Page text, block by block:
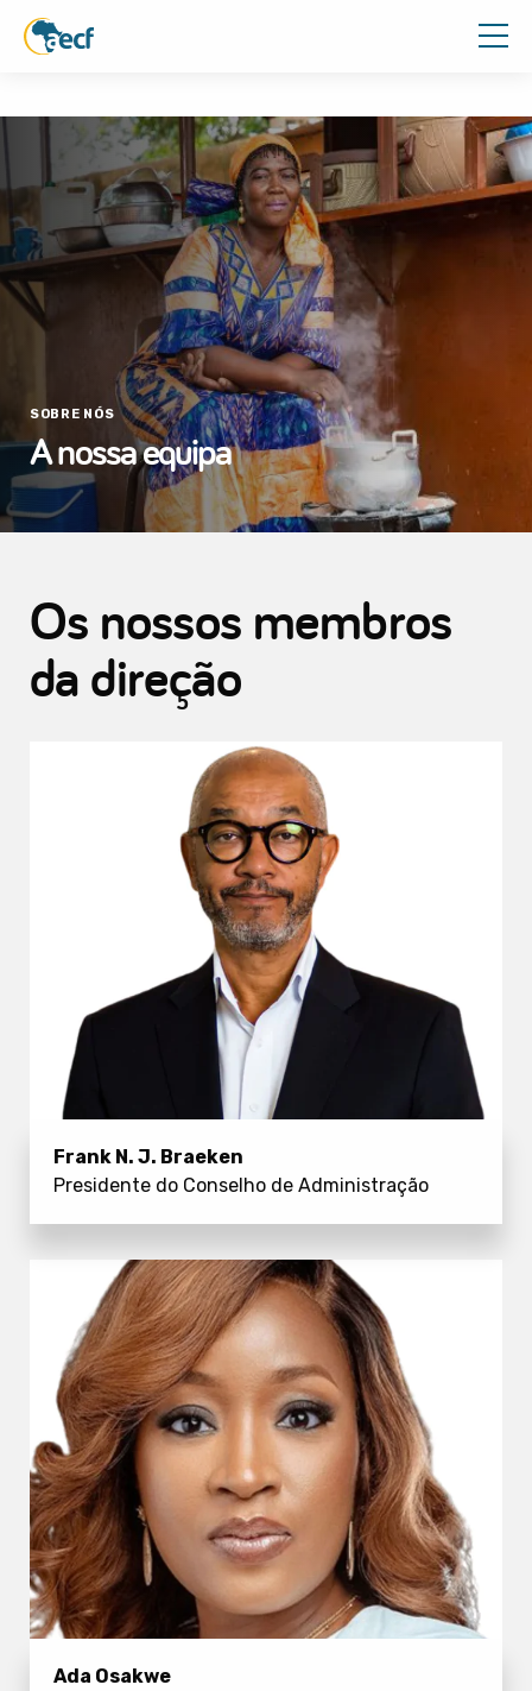
SOBRE NÓS
A nossa equipa
Os nossos membros
da direção
Frank N. J. Braeken
Presidente do Conselho de Administração
Ada Osakwe